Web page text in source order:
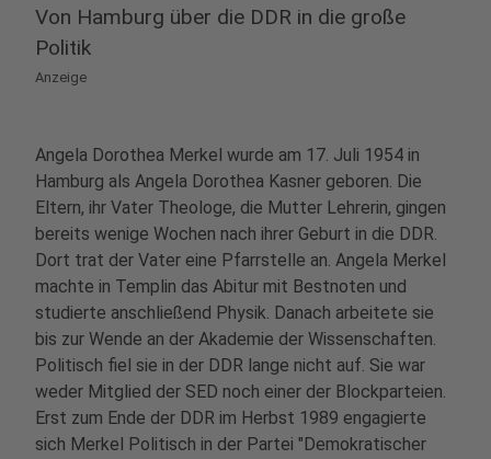
Von Hamburg über die DDR in die große
Politik
Anzeige
Angela Dorothea Merkel wurde am 17. Juli 1954 in
Hamburg als Angela Dorothea Kasner geboren. Die
Eltern, ihr Vater Theologe, die Mutter Lehrerin, gingen
bereits wenige Wochen nach ihrer Geburt in die DDR.
Dort trat der Vater eine Pfarrstelle an. Angela Merkel
machte in Templin das Abitur mit Bestnoten und
studierte anschließend Physik. Danach arbeitete sie
bis zur Wende an der Akademie der Wissenschaften.
Politisch fiel sie in der DDR lange nicht auf. Sie war
weder Mitglied der SED noch einer der Blockparteien.
Erst zum Ende der DDR im Herbst 1989 engagierte
sich Merkel Politisch in der Partei "Demokratischer